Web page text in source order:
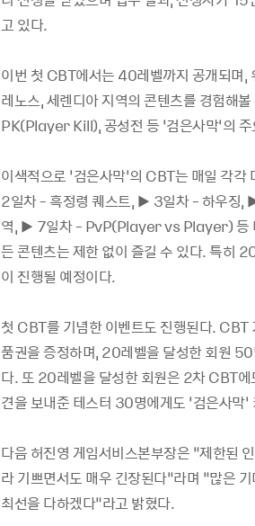
고 있다.
이번 첫 CBT에서는 40레벨까지 공개되며,
레노스, 세렌디아 지역의 콘텐츠를 경험해
PK(Player Kill), 공성전 등 ‘검은사막’의
이색적으로 ‘검은사막’의 CBT는 매일 각
2일차 - 흑정령 퀘스트, ▶ 3일차 - 하우징
역, ▶ 7일차 - PvP(Player vs Player) 등
든 콘텐츠는 제한 없이 즐길 수 있다. 특히
이 진행될 예정이다.
첫 CBT를 기념한 이벤트도 진행된다.
품권을 증정하며, 20레벨을 달성한 회원
다. 또 20레벨을 달성한 회원은 2차 CBT에
견을 보내준 테스터 30명에게도 ‘검은사막
다음 허진영 게임서비스본부장은 “제한된
라 기쁘면서도 매우 긴장된다”라며 “많은
최선을 다하겠다”라고 밝혔다.